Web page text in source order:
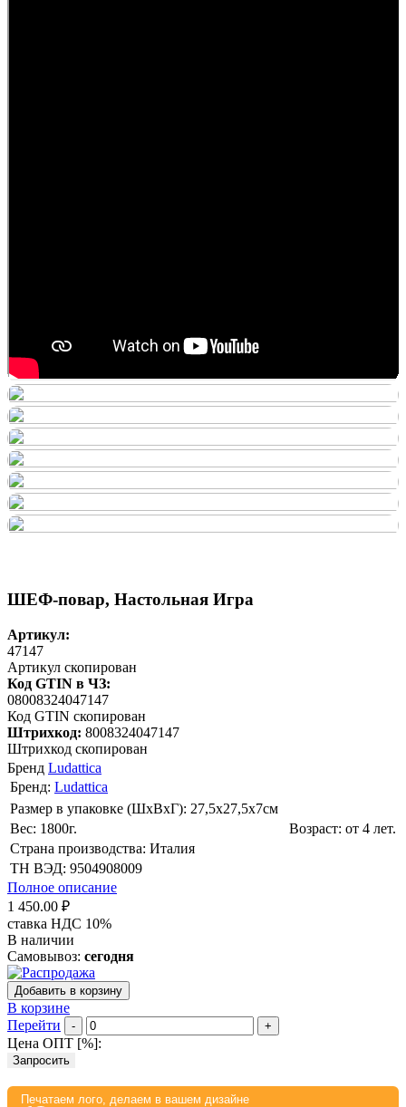
ШЕФ-повар, Настольная Игра
Артикул:
47147
Артикул скопирован
Код GTIN в ЧЗ:
08008324047147
Код GTIN скопирован
Штрихкод: 8008324047147
Штрихкод скопирован
Бренд Ludattica
Бренд: Ludattica
Размер в упаковке (ШхВxГ): 27,5х27,5х7cм
Вес: 1800г.
Возраст: от 4 лет.
Страна производства: Италия
ТН ВЭД: 9504908009
Полное описание
1 450.00 ₽
ставка НДС 10%
В наличии
Самовывоз: сегодня
Добавить в корзину
В корзине
Перейти
- +
Цена ОПТ [%]:
Запросить
Печатаем лого, делаем в вашем дизайне